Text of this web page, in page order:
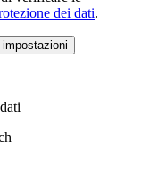
dei dati.